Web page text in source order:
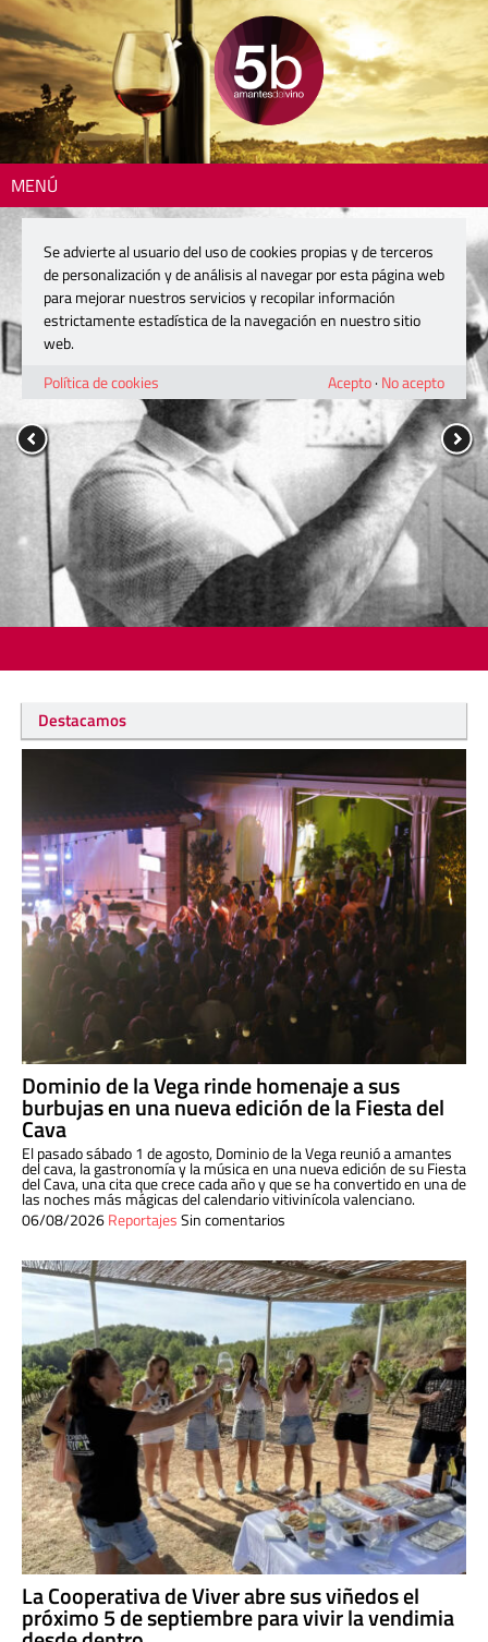
MENÚ
Destacamos
Dominio de la Vega rinde homenaje a sus
burbujas en una nueva edición de la Fiesta del
Cava
El pasado sábado 1 de agosto, Dominio de la Vega reunió a amantes
del cava, la gastronomía y la música en una nueva edición de su Fiesta
del Cava, una cita que crece cada año y que se ha convertido en una de
las noches más mágicas del calendario vitivinícola valenciano.
06/08/2026ReportajesSin comentarios
La Cooperativa de Viver abre sus viñedos el
próximo 5 de septiembre para vivir la vendimia
Se advierte al usuario del uso de cookies propias y de terceros
de personalización y de análisis al navegar por esta página web
para mejorar nuestros servicios y recopilar información
estrictamente estadística de la navegación en nuestro sitio
web.
Política de cookies
Acepto· No acepto